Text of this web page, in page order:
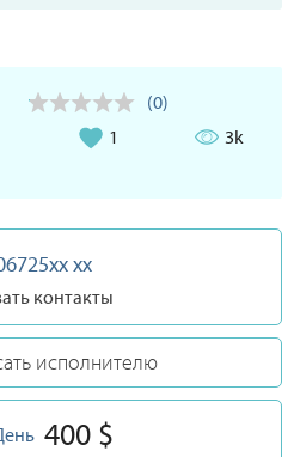
(0)
1 3k
xx
контакты
исполнителю
400 $